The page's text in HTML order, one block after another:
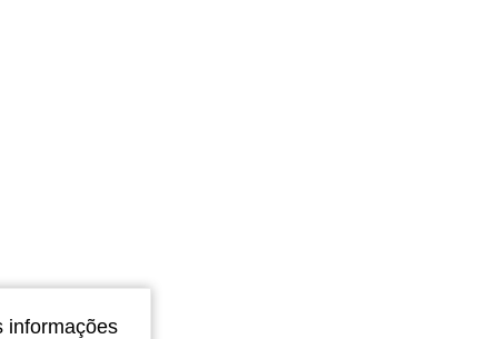
informações